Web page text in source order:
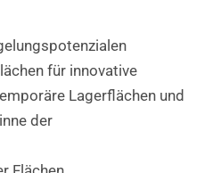
für innovative
Lagerflächen und
der